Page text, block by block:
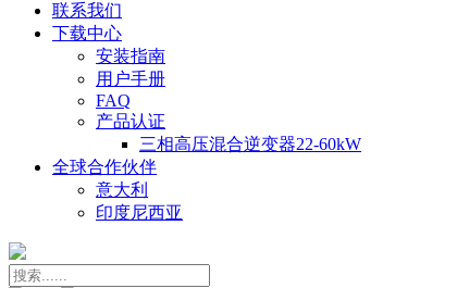
联系我们
下载中心
安装指南
用户手册
FAQ
产品认证
三相高压混合逆变器22-60kW
全球合作伙伴
意大利
印度尼西亚